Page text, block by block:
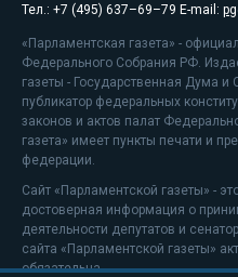
Тел.: +7 (495) 637–69–79 E-mail:
«Парламентская газета» -
Федерального Собрания РФ.
газеты - Государственная Дума
публикатор федеральных
законов и актов палат
газета» имеет пункты печати и
федерации.
Сайт «Парламентской газеты» -
достоверная информация о
деятельности депутатов и
сайта «Парламентской газеты»
обязательна.